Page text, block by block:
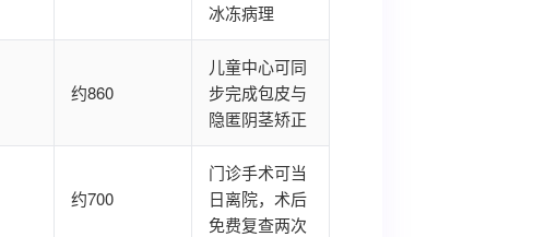
冰冻病理
约860
儿童中心可同
步完成包皮与
隐匿阴茎矫正
约700
门诊手术可当
日离院，术后
免费复查两次